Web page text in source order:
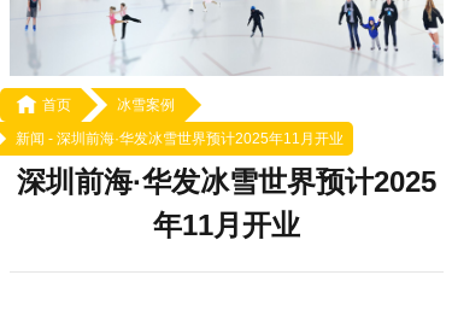
冰雪新闻
 首页
冰雪案例
新闻 - 深圳前海·华发冰雪世界预计2025年11月开业
深圳前海·华发冰雪世界预计2025
年11月开业